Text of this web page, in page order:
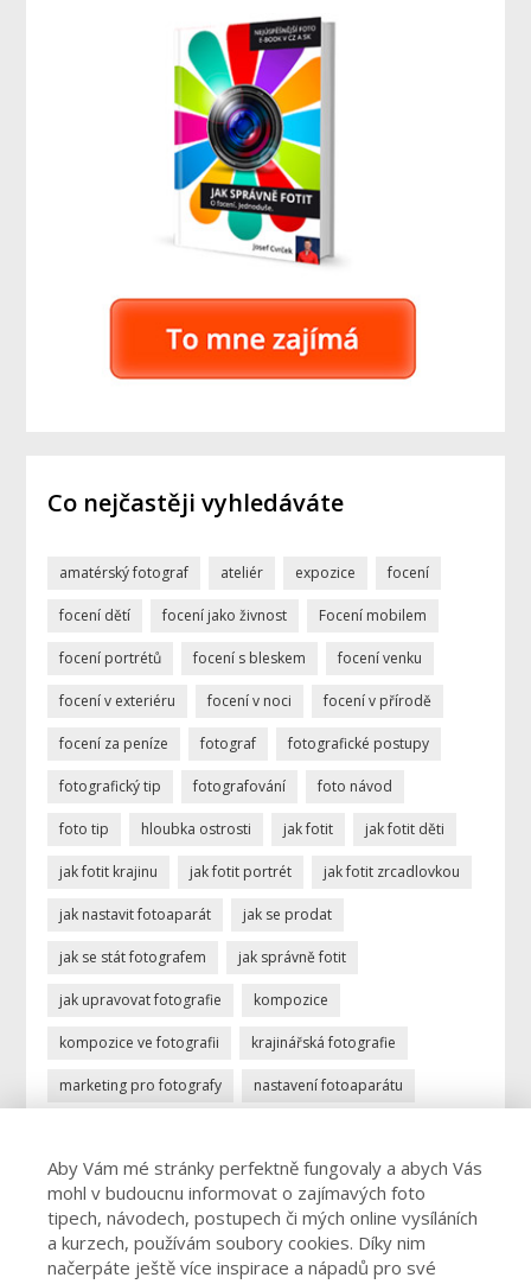
Co nejčastěji vyhledáváte
amatérský fotograf ateliér expozice focení
focení dětí focení jako živnost Focení mobilem
focení portrétů focení s bleskem focení venku
focení v exteriéru focení v noci focení v přírodě
focení za peníze fotograf fotografické postupy
fotografický tip fotografování foto návod
foto tip hloubka ostrosti jak fotit jak fotit děti
jak fotit krajinu jak fotit portrét jak fotit zrcadlovkou
jak nastavit fotoaparát jak se prodat
jak se stát fotografem jak správně fotit
jak upravovat fotografie kompozice
kompozice ve fotografii krajinářská fotografie
marketing pro fotografy nastavení fotoaparátu
profese fotograf profesionální fotograf
vydělávání focením úprava fotek úprava fotografií
živnost fotograf
Aby Vám mé stránky perfektně fungovaly a abych Vás
mohl v budoucnu informovat o zajímavých foto
tipech, návodech, postupech či mých online vysíláních
a kurzech, používám soubory cookies. Díky nim
načerpáte ještě více inspirace a nápadů pro své